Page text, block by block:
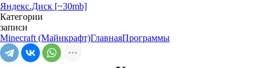
Яндекс.Диск [~30mb]
Категории
записи
Minecraft (Майнкрафт)ГлавнаяПрограммы